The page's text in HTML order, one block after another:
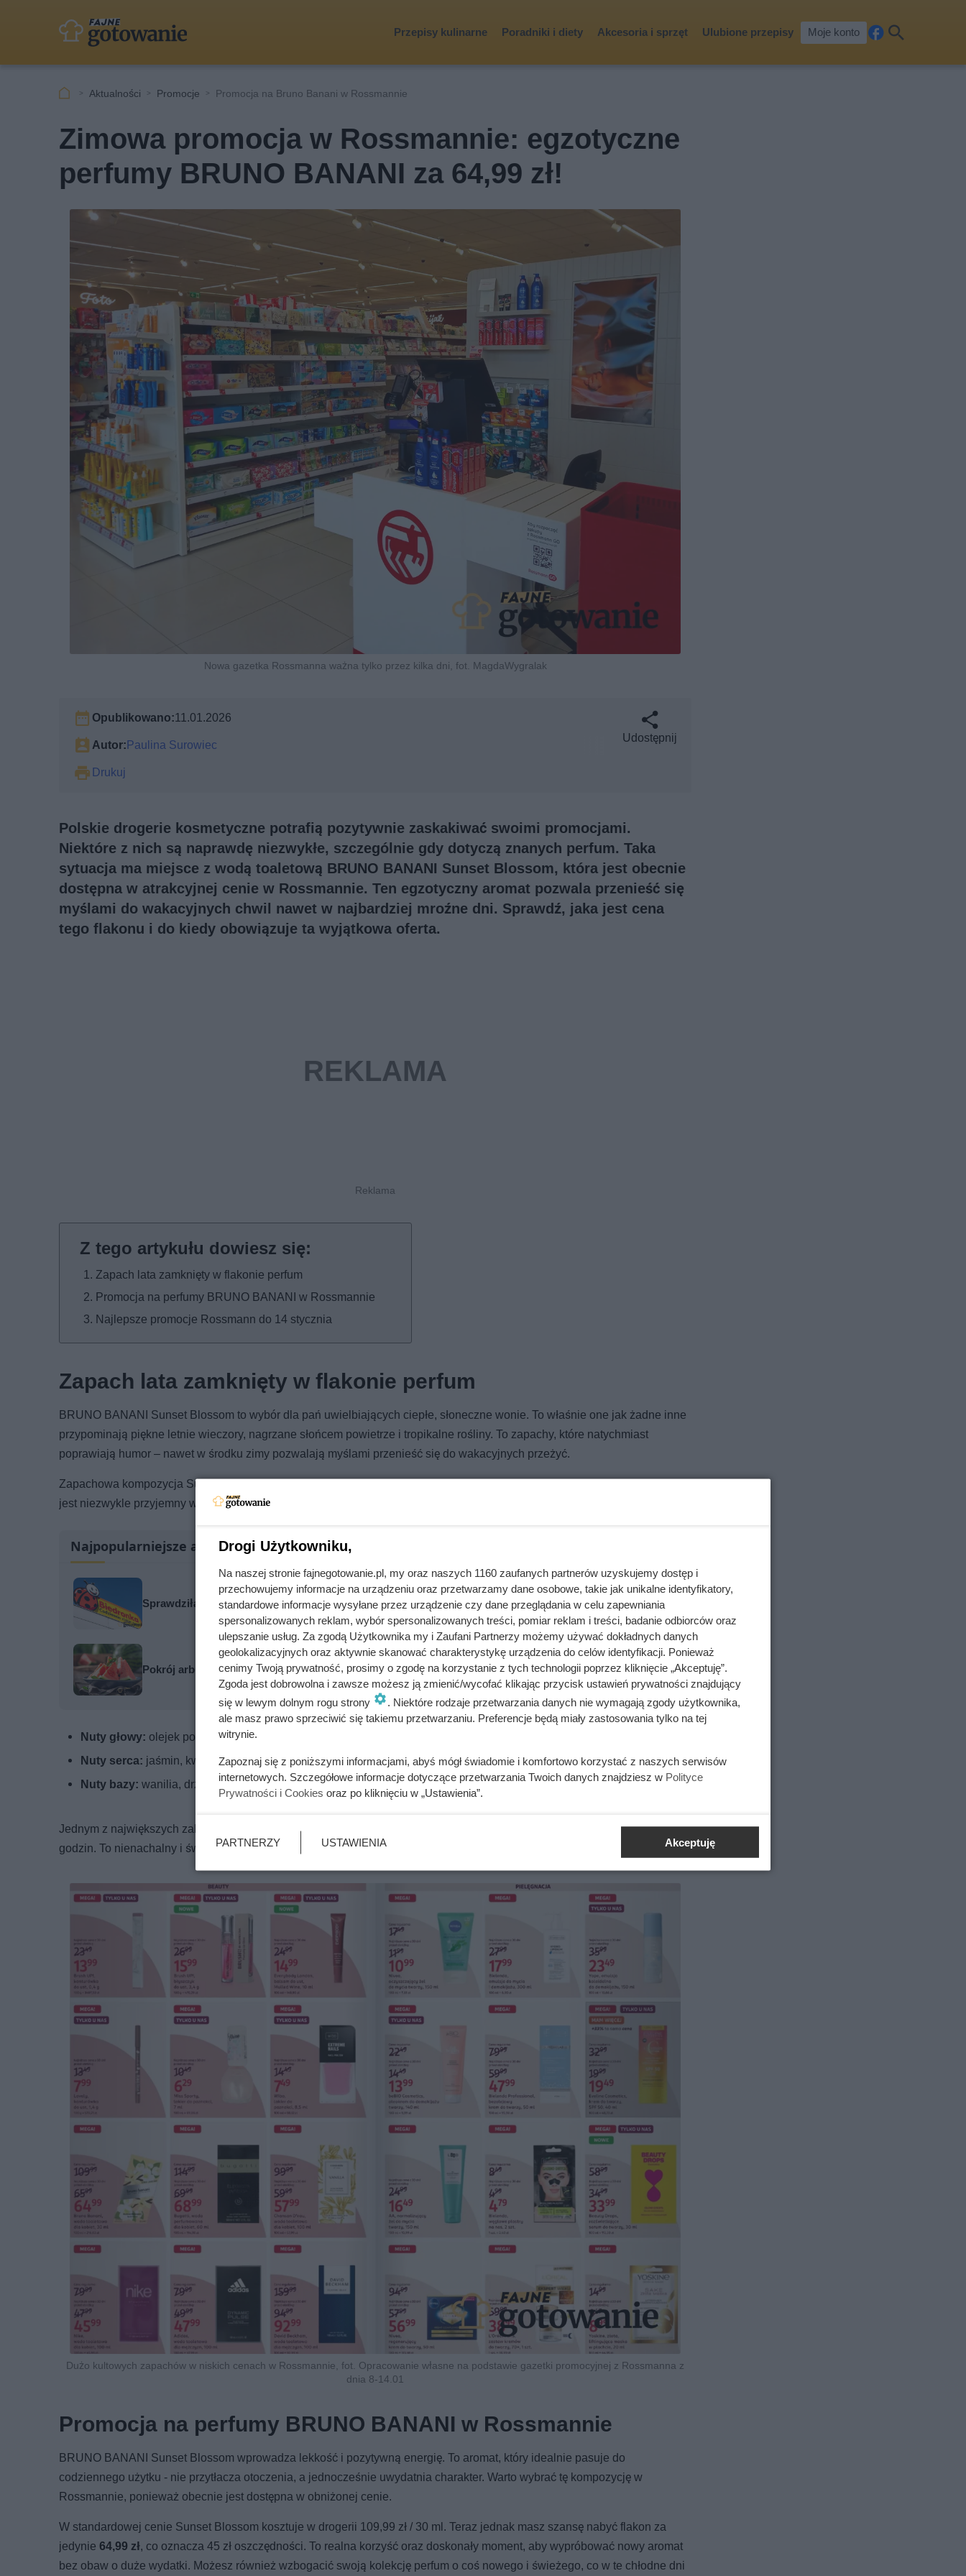
Przepisy kulinarne Poradniki i diety Akcesoria i sprzęt Ulubione przepisy Moje konto
cebkaj
Aktualności Promocje Promocja na Bruno Banani w Rossmannie
Zimowa promocja w Rossmannie: egzotyczne
perfumy BRUNO BANANI za 64,99 zł!
Nowa gazetka Rossmanna ważna tylko przez kilka dni, fot. MagdaWygralak
Opublikowano:11.01.2026
Autor: Paulina Surowiec
Drukuj
Udostępnij
Polskie drogerie kosmetyczne potrafią pozytywnie zaskakiwać swoimi promocjami.
Niektóre z nich są naprawdę niezwykłe, szczególnie gdy dotyczą znanych perfum. Taka
sytuacja ma miejsce z wodą toaletową BRUNO BANANI Sunset Blossom, która jest obecnie
dostępna w atrakcyjnej cenie w Rossmannie. Ten egzotyczny aromat pozwala przenieść się
myślami do wakacyjnych chwil nawet w najbardziej mroźne dni. Sprawdź, jaka jest cena
tego flakonu i do kiedy obowiązuje ta wyjątkowa oferta.
Zapach lata zamknięty w flakonie perfum
Promocja na perfumy BRUNO BANANI w Rossmannie
Najlepsze promocje Rossmann do 14 stycznia
Zapach lata zamknięty w flakonie perfum
BRUNO BANANI Sunset Blossom to wybór dla pań uwielbiających ciepłe, słoneczne wonie. To właśnie one jak żadne inne
przypominają piękne letnie wieczory, nagrzane słońcem powietrze i tropikalne rośliny. To zapachy, które natychmiast
poprawiają humor – nawet w środku zimy pozwalają myślami przenieść się do wakacyjnych przeżyć.
Zapachowa kompozycja Sunset Blossom łączy w sobie nuty kwiatowe, owocowe i delikatną słodycz, dzięki czemu zapach
jest niezwykle przyjemny w odbiorze. Nie jest przytłaczający, ale jednocześnie jest dobrze wyczuwalny.
Najpopularniejsze artykuły
Sprawdziła cenę regularną i od razu wzięła zapas. Różnica na kilogramie jest potężna
Pokrój arbuza w ten sposób, a pestki same wypadną! Banalny trik z nożem
Nuty głowy: olejek pomarańczowy, malina, kokos
Nuty serca: jaśmin, kwiat plumerii, tuberoza
Nuty bazy: wanilia, drzewo sandałowe, drzewo cedrowe
Jednym z największych zalet zapachu jest jego lekkość połączona z długotrwałością – utrzymuje się na skórze przez wiele
godzin. To nienachalny i świeży zapach, idealny do codziennego użytku.
Dużo kultowych zapachów w niskich cenach w Rossmannie, fot. Opracowanie własne na podstawie gazetki promocyjnej z Rossmanna z
dnia 8-14.01
Promocja na perfumy BRUNO BANANI w Rossmannie
BRUNO BANANI Sunset Blossom wprowadza lekkość i pozytywną energię. To aromat, który idealnie pasuje do
codziennego użytku - nie przytłacza otoczenia, a jednocześnie uwydatnia charakter. Warto wybrać tę kompozycję w
Rossmannie, ponieważ obecnie jest dostępna w obniżonej cenie.
W standardowej cenie Sunset Blossom kosztuje w drogerii 109,99 zł / 30 ml. Teraz jednak masz szansę nabyć flakon za
jedynie 64,99 zł, co oznacza 45 zł oszczędności. To realna korzyść oraz doskonały moment, aby wypróbować nowy aromat
bez obaw o duże wydatki. Możesz również wzbogacić swoją kolekcję perfum o coś nowego i świeżego, co w te chłodne dni
Drogi Użytkowniku,
Na naszej stronie fajnegotowanie.pl, my oraz naszych 1160 zaufanych partnerów uzyskujemy dostęp i
przechowujemy informacje na urządzeniu oraz przetwarzamy dane osobowe, takie jak unikalne identyfikatory,
standardowe informacje wysyłane przez urządzenie czy dane przeglądania w celu zapewniania
spersonalizowanych reklam, wybór spersonalizowanych treści, pomiar reklam i treści, badanie odbiorców oraz
ulepszanie usług. Za zgodą Użytkownika my i Zaufani Partnerzy możemy używać dokładnych danych
geolokalizacyjnych oraz aktywnie skanować charakterystykę urządzenia do celów identyfikacji. Ponieważ
cenimy Twoją prywatność, prosimy o zgodę na korzystanie z tych technologii poprzez kliknięcie „Akceptuję”.
Zgoda jest dobrowolna i zawsze możesz ją zmienić/wycofać klikając przycisk ustawień prywatności znajdujący
się w lewym dolnym rogu strony
. Niektóre rodzaje przetwarzania danych nie wymagają zgody użytkownika,
ale masz prawo sprzeciwić się takiemu przetwarzaniu. Preferencje będą miały zastosowania tylko na tej
witrynie.
Zapoznaj się z poniższymi informacjami, abyś mógł świadomie i komfortowo korzystać z naszych serwisów
internetowych. Szczegółowe informacje dotyczące przetwarzania Twoich danych znajdziesz w Polityce
Prywatności i Cookies oraz po kliknięciu w „Ustawienia”.
PARTNERZY USTAWIENIA Akceptuję